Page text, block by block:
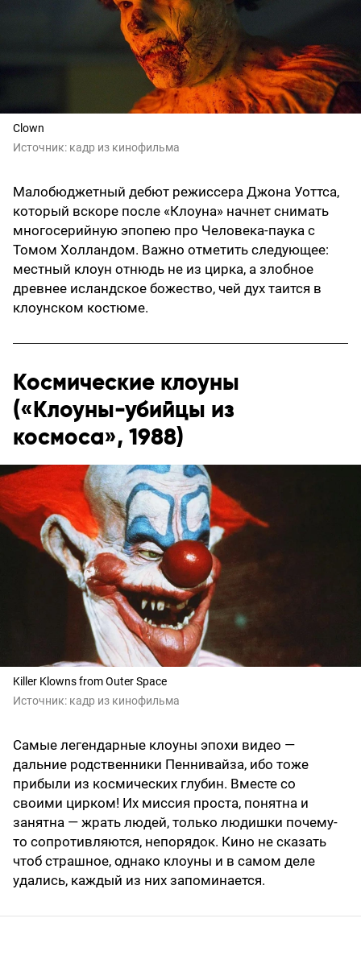
Clown
Источник: кадр из кинофильма
Малобюджетный дебют режиссера Джона Уоттса,
который вскоре после «Клоуна» начнет снимать
многосерийную эпопею про Человека-паука с
Томом Холландом. Важно отметить следующее:
местный клоун отнюдь не из цирка, а злобное
древнее исландское божество, чей дух таится в
клоунском костюме.
Космические клоуны
(«Клоуны-убийцы из
космоса», 1988)
Killer Klowns from Outer Space
Источник: кадр из кинофильма
Самые легендарные клоуны эпохи видео —
дальние родственники Пеннивайза, ибо тоже
прибыли из космических глубин. Вместе со
своими цирком! Их миссия проста, понятна и
занятна — жрать людей, только людишки почему-
то сопротивляются, непорядок. Кино не сказать
чтоб страшное, однако клоуны и в самом деле
удались, каждый из них запоминается.